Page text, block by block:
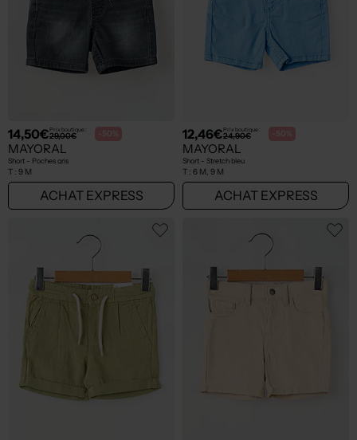
14,50€Prix boutique :
29,00€ -50%
MAYORAL
Short - Poches gris
T : 9 M
ACHAT EXPRESS
12,46€Prix boutique :
24,90€ -50%
MAYORAL
Short - Stretch bleu
T : 6 M, 9 M
ACHAT EXPRESS